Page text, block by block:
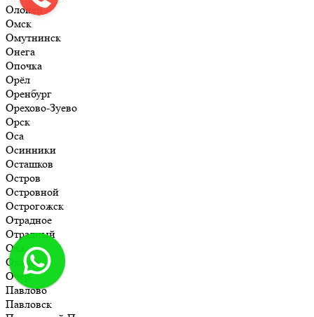
Олонец
Омск
Омутнинск
Онега
Опочка
Орёл
Оренбург
Орехово-Зуево
Орск
Оса
Осинники
Осташков
Остров
Островной
Острогожск
Отрадное
Отрадный
Оха
Оханск
Очёр
Павлово
Павловск